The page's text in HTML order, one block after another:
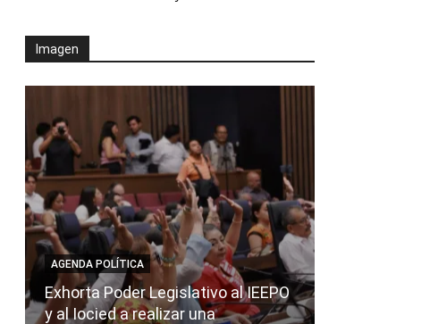
Imagen
AGENDA POLÍTICA
Exhorta Poder Legislativo al IEEPO
y al Iocied a realizar una